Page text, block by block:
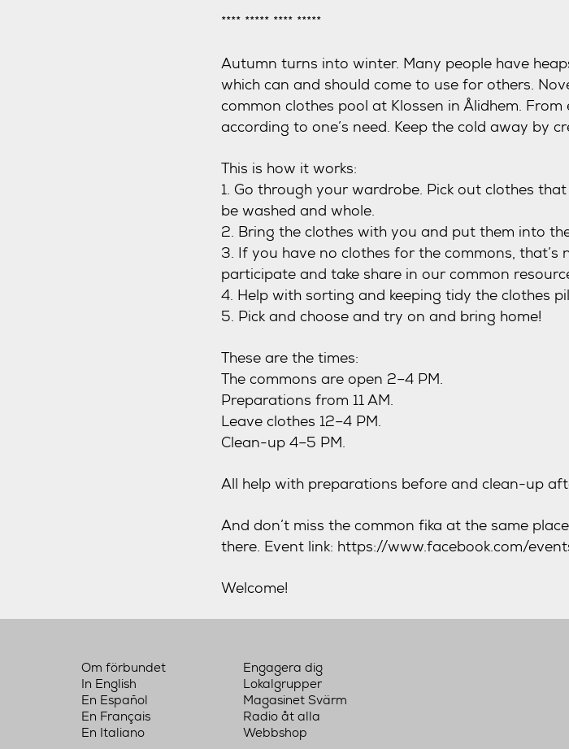
**** ***** **** *****
Autumn turns into winter. Many people have
which can and should come to use for others.
common clothes pool at Klossen in Ålidhem.
according to one’s need. Keep the cold away by
This is how it works:
1. Go through your wardrobe. Pick out clothes
be washed and whole.
2. Bring the clothes with you and put them into
3. If you have no clothes for the commons,
participate and take share in our common
4. Help with sorting and keeping tidy the clothes
5. Pick and choose and try on and bring home!
These are the times:
The commons are open 2–4 PM.
Preparations from 11 AM.
Leave clothes 12–4 PM.
Clean-up 4–5 PM.
All help with preparations before and clean-up
And don’t miss the common fika at the same
there. Event link: https://www.facebook.com/
Welcome!
Om förbundet
In English
En Español
En Français
En Italiano
Engagera dig
Lokalgrupper
Magasinet Svärm
Radio åt alla
Webbshop